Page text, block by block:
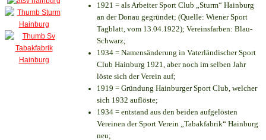
1921 = als Arbeiter Sport Club „Sturm“ Hainburg
an der Donau gegründet; (Quelle: Wiener Sport
Tagblatt, vom 13.04.1922); Vereinsfarben: Blau-
Schwarz;
1934 = Namensänderung in Vaterländischer Sport
Club Hainburg 1921, aber noch im selben Jahr
löste sich der Verein auf;
1919 = Gründung Hainburger Sport Club, welcher
sich 1932 auflöste;
1934 = entstand aus den beiden aufgelösten
Vereinen der Sport Verein „Tabakfabrik“ Hainburg
neu;